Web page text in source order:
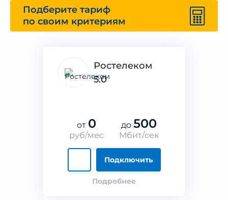
Подберите тариф
по своим критериям
Ростелеком
5.0
от 0
руб/мес
до 500
Мбит/сек
Подключить
Подробнее